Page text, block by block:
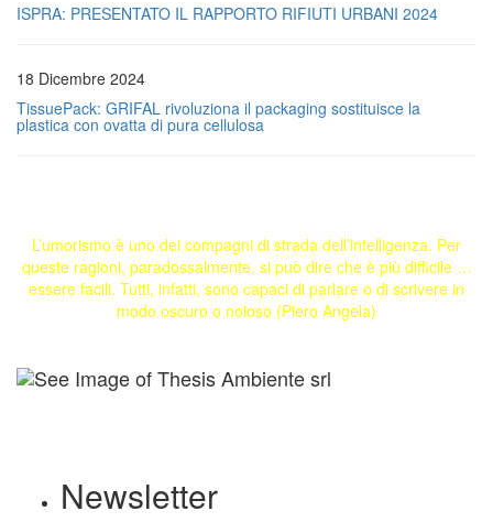
ISPRA: PRESENTATO IL RAPPORTO RIFIUTI URBANI 2024
18 Dicembre 2024
TissuePack: GRIFAL rivoluziona il packaging sostituisce la
plastica con ovatta di pura cellulosa
L’umorismo è uno dei compagni di strada dell’intelligenza. Per
queste ragioni, paradossalmente, si può dire che è più difficile …
essere facili. Tutti, infatti, sono capaci di parlare o di scrivere in
modo oscuro o noioso (Piero Angela)
Newsletter